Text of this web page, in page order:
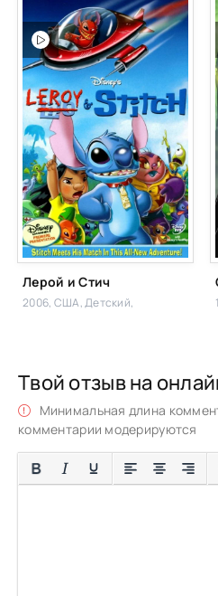
Лерой и Стич
2006, США,Детский,
Твой отзыв на
Минимальная длина
комментарии модерируются